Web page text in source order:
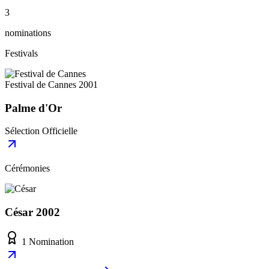
3
nominations
Festivals
Festival de Cannes 2001
Palme d'Or
Sélection Officielle
Cérémonies
César 2002
1 Nomination